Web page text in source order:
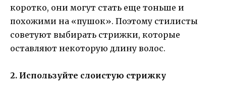
коротко, они могут стать еще тоньше и
похожими на «пушок». Поэтому стилисты
советуют выбирать стрижки, которые
оставляют некоторую длину волос.
2. Используйте слоистую стрижку